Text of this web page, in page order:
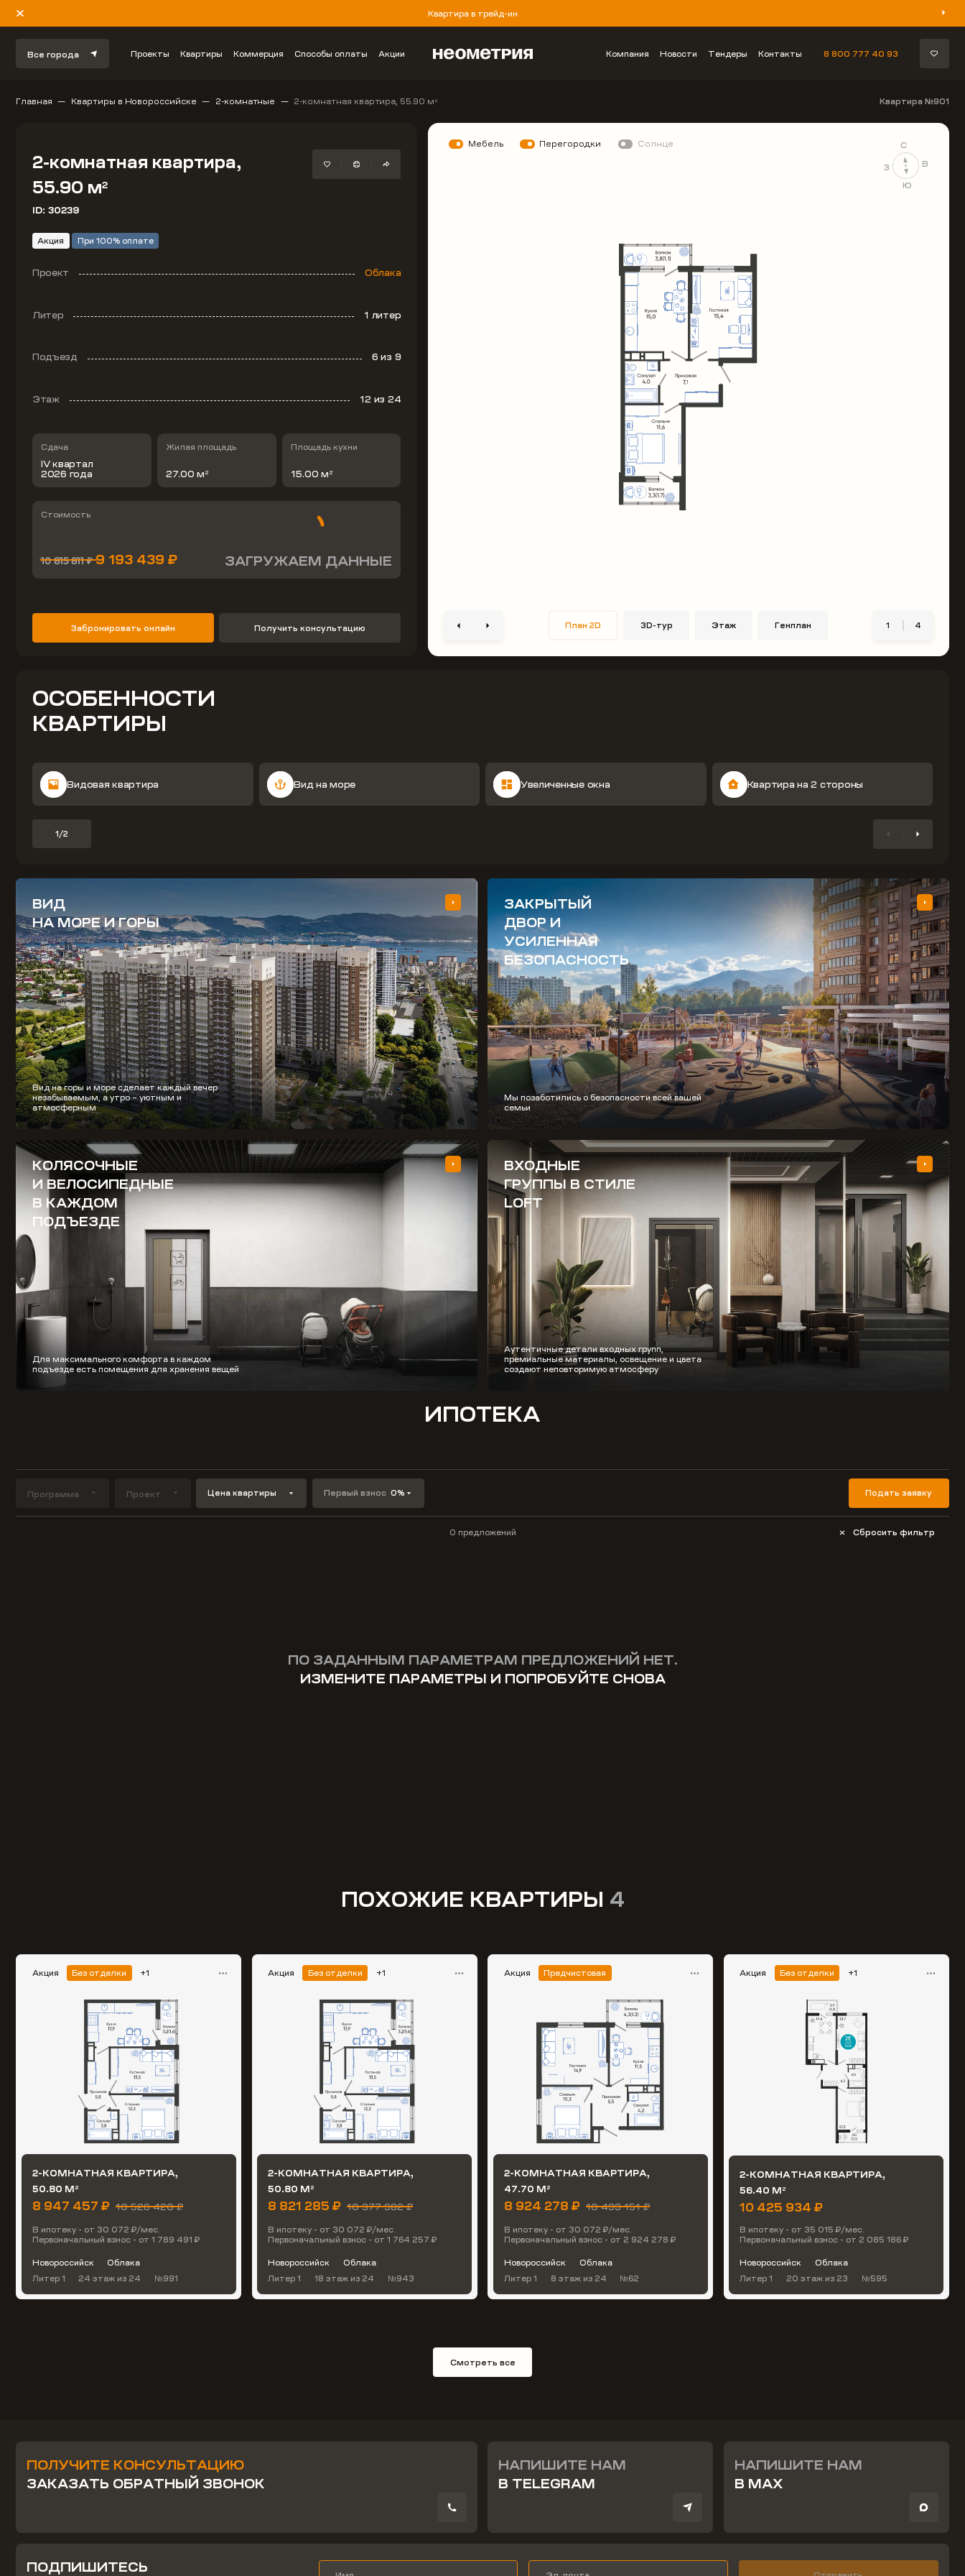
Квартира в трейд-ин
Все города Проекты Квартиры Коммерция Способы оплаты Акции Компания Новости Тендеры Контакты 8 800 777 40 93
Главная Квартиры в Новороссийске 2-комнатные 2-комнатная квартира, 55.90 м 2 Квартира №901
2-комнатная квартира,
55.90 м2
ID: 30239
Акция При 100% оплате
Проект Облака
Литер 1 литер
Подъезд 6из 9
Этаж 12 из 24
Сдача
IV квартал
2026 года
Жилая площадь
27.00 м 2
Площадь кухни
15.00 м 2
Стоимость
10 815 811 ₽9 193 439 ₽ ЗАГРУЖАЕМ ДАННЫЕ
Забронировать онлайн Получить консультацию
С
В
Ю
З
Мебель Перегородки Солнце
План 2D 3D-тур Этаж Генплан 1 4
ОСОБЕННОСТИ
КВАРТИРЫ
Видовая квартира Вид на море Увеличенные окна Квартира на 2 стороны
1/2
ВИД
НА МОРЕ И ГОРЫ
Вид на горы и море сделает каждый вечер
незабываемым, а утро – уютным и
атмосферным
ЗАКРЫТЫЙ
ДВОР И
УСИЛЕННАЯ
БЕЗОПАСНОСТЬ
Мы позаботились о безопасности всей вашей
семьи
КОЛЯСОЧНЫЕ
И ВЕЛОСИПЕДНЫЕ
В КАЖДОМ
ПОДЪЕЗДЕ
Для максимального комфорта в каждом
подъезде есть помещения для хранения вещей
ВХОДНЫЕ
ГРУППЫ В СТИЛЕ
LOFT
Аутентичные детали входных групп,
премиальные материалы, освещение и цвета
создают неповторимую атмосферу
ИПОТЕКА
Программа Проект Цена квартиры Первый взнос 0% Подать заявку
0 предложений Сбросить фильтр
ПО ЗАДАННЫМ ПАРАМЕТРАМ ПРЕДЛОЖЕНИЙ НЕТ.
ИЗМЕНИТЕ ПАРАМЕТРЫ И ПОПРОБУЙТЕ СНОВА
ПОХОЖИЕ КВАРТИРЫ 4
Акция Без отделки +1
2-КОМНАТНАЯ КВАРТИРА,
50.80 М 2
8 947 457 ₽ 10 526 420 ₽
В ипотеку - от 30 072 ₽/мес.
Первоначальный взнос - от 1 789 491 ₽
Новороссийск
Облака
Литер 1
24 этаж из 24 №991
Акция Без отделки +1
2-КОМНАТНАЯ КВАРТИРА,
50.80 М 2
8 821 285 ₽ 10 377 982 ₽
В ипотеку - от 30 072 ₽/мес.
Первоначальный взнос - от 1 764 257 ₽
Новороссийск
Облака
Литер 1
18 этаж из 24 №943
Акция Предчистовая
2-КОМНАТНАЯ КВАРТИРА,
47.70 М 2
8 924 278 ₽ 10 499 151 ₽
В ипотеку - от 30 072 ₽/мес.
Первоначальный взнос - от 2 924 278 ₽
Новороссийск
Облака
Литер 1
8 этаж из 24 №62
Акция Без отделки +1
2-КОМНАТНАЯ КВАРТИРА,
56.40 М 2
10 425 934 ₽
В ипотеку - от 35 015 ₽/мес.
Первоначальный взнос - от 2 085 186 ₽
Новороссийск
Облака
Литер 1
20 этаж из 23 №595
Смотреть все
ПОЛУЧИТЕ КОНСУЛЬТАЦИЮ
ЗАКАЗАТЬ ОБРАТНЫЙ ЗВОНОК
НАПИШИТЕ НАМ
В TELEGRAM
НАПИШИТЕ НАМ
В MAX
ПОДПИШИТЕСЬ